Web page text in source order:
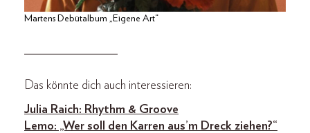
Martens Debütalbum „Eigene Art“
_______________
Das könnte dich auch interessieren:
Julia Raich: Rhythm & Groove
Lemo: „Wer soll den Karren aus’m Dreck ziehen?“